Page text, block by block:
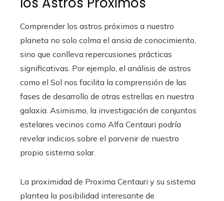
Comprender los astros próximos a nuestro
planeta no solo colma el ansia de conocimiento,
sino que conlleva repercusiones prácticas
significativas. Por ejemplo, el análisis de astros
como el Sol nos facilita la comprensión de las
fases de desarrollo de otras estrellas en nuestra
galaxia. Asimismo, la investigación de conjuntos
estelares vecinos como Alfa Centauri podría
revelar indicios sobre el porvenir de nuestro
propio sistema solar.
La proximidad de Proxima Centauri y su sistema
plantea la posibilidad interesante de